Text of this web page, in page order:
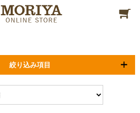
絞り込み項目